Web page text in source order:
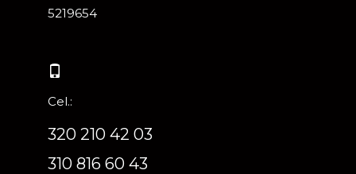
5219654
Cel.:
320 210 42 03
310 816 60 43